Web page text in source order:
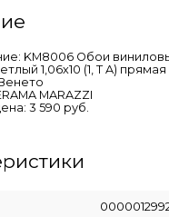
KM8006 Обои
1,06х10 (1, Т A)
MARAZZI
3 590 руб.